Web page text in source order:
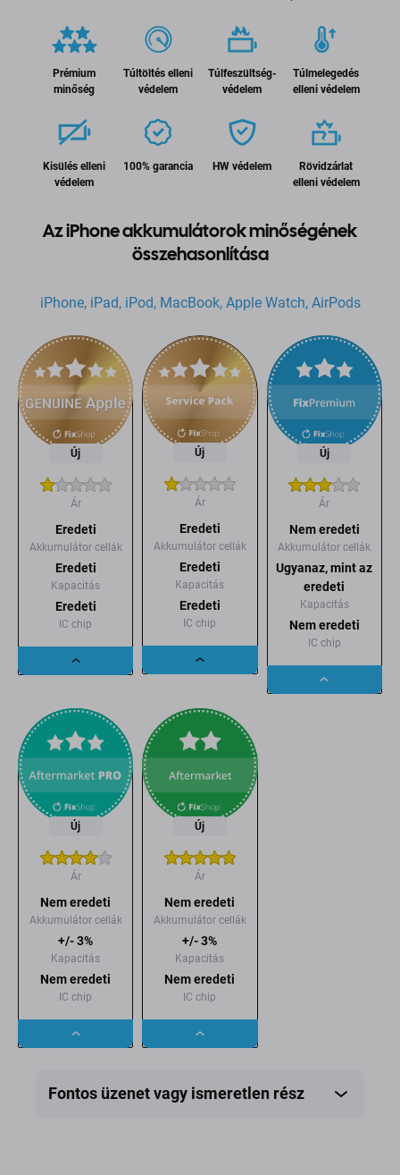
Prémium
minőség
Túltöltés elleni
védelem
Túlfeszültség-
védelem
Túlmelegedés
elleni védelem
Kisülés elleni
védelem
100% garancia HW védelem
Rövidzárlat
elleni védelem
Az iPhone akkumulátorok minőségének
összehasonlítása
iPhone, iPad, iPod, MacBook, Apple Watch, AirPods
Új
Ár
Eredeti
Akkumulátor cellák
Eredeti
Kapacitás
Eredeti
IC chip
Dropdown
Új
Ár
Eredeti
Akkumulátor cellák
Eredeti
Kapacitás
Eredeti
IC chip
Dropdown
Új
Ár
Nem eredeti
Akkumulátor cellák
Ugyanaz, mint az
eredeti
Kapacitás
Nem eredeti
IC chip
Dropdown
Új
Ár
Nem eredeti
Akkumulátor cellák
+/- 3%
Kapacitás
Nem eredeti
IC chip
Dropdown
Új
Ár
Nem eredeti
Akkumulátor cellák
+/- 3%
Kapacitás
Nem eredeti
IC chip
Dropdown
Fontos üzenet vagy ismeretlen rész